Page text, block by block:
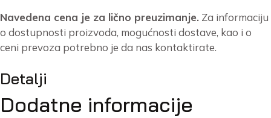
Navedena cena je za lično preuzimanje. Za informaciju
o dostupnosti proizvoda, mogućnosti dostave, kao i o
ceni prevoza potrebno je da nas kontaktirate.
Detalji
Dodatne informacije